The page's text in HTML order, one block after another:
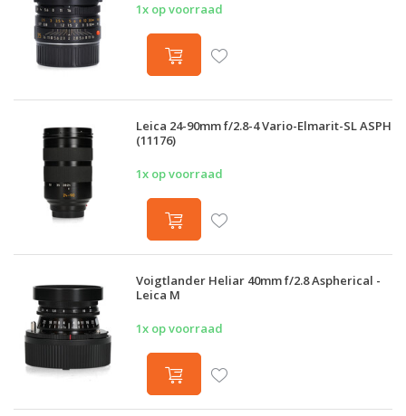
1x op voorraad
Leica 24-90mm f/2.8-4 Vario-Elmarit-SL ASPH
(11176)
1x op voorraad
Voigtlander Heliar 40mm f/2.8 Aspherical -
Leica M
1x op voorraad